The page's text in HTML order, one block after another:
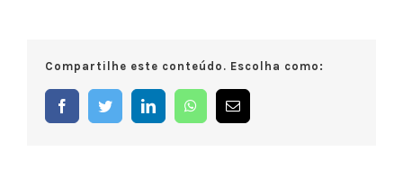
população
em
programas
Compartilhe este conteúdo. Escolha como:
FacebookTwitterLinkedIn WhatsApp
E-
mail